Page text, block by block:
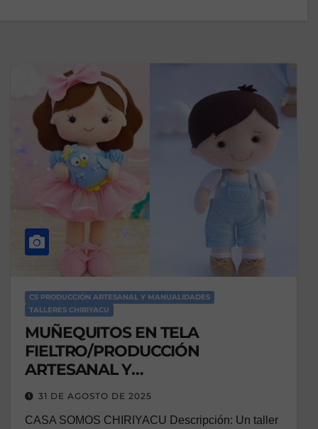
CS PRODUCCIÓN ARTESANAL Y MANUALIDADES
TALLERES CHIRIYACU
MUÑEQUITOS EN TELA
FIELTRO/PRODUCCIÓN
ARTESANAL Y
MANUALIDADES/VACACIONAL
31 DE AGOSTO DE 2025
CASA SOMOS CHIRIYACU Descripción: Un taller